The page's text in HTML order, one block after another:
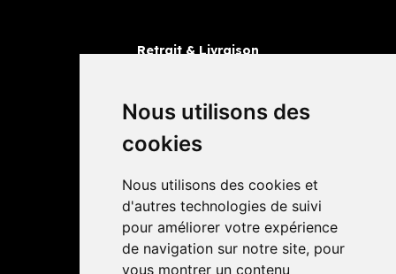
Nous utilisons des
cookies
Nous utilisons des cookies et
d'autres technologies de suivi
pour améliorer votre expérience
de navigation sur notre site, pour
vous montrer un contenu
Retrait & Livraison
Livraisons
4,4 / 5 65 avis